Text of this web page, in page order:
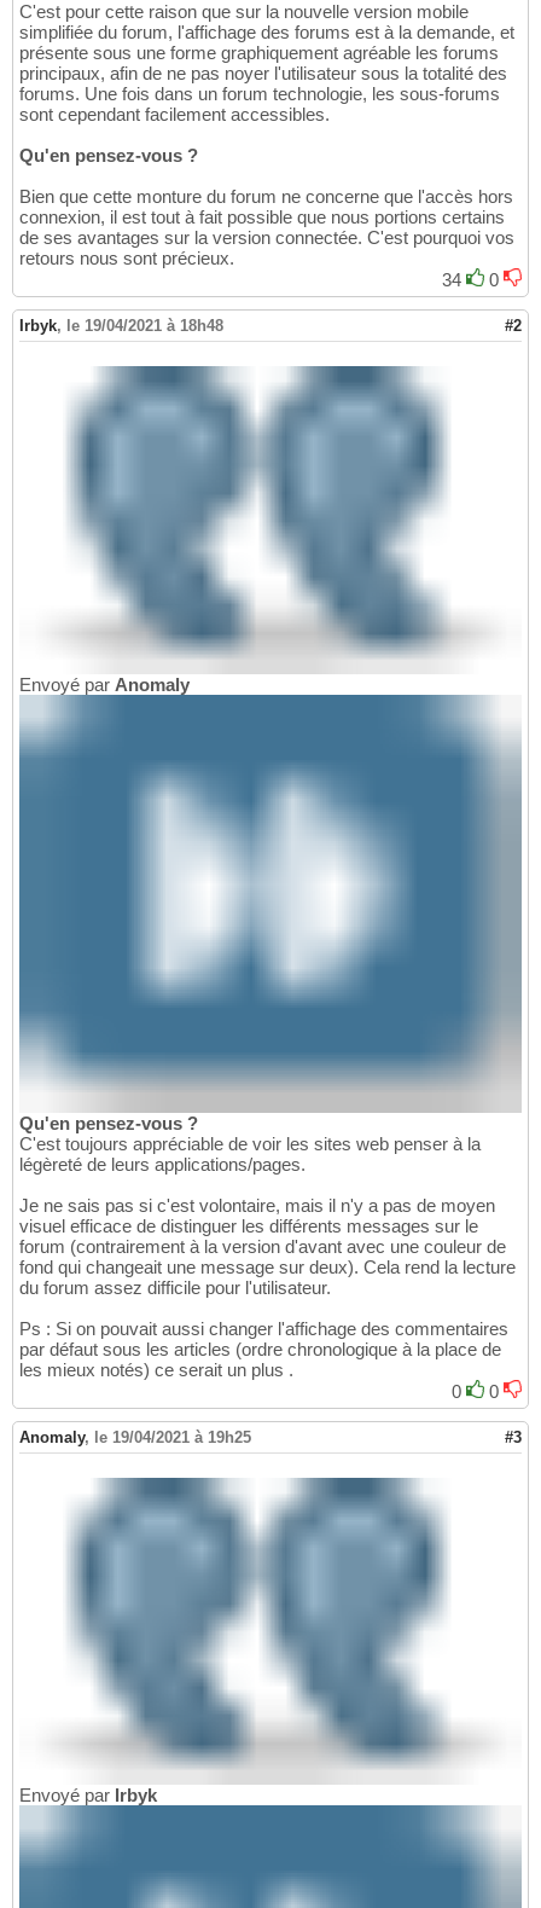
C'est pour cette raison que sur la nouvelle version mobile
simplifiée du forum, l'affichage des forums est à la demande, et
présente sous une forme graphiquement agréable les forums
principaux, afin de ne pas noyer l'utilisateur sous la totalité des
forums. Une fois dans un forum technologie, les sous-forums
sont cependant facilement accessibles.
Qu'en pensez-vous ?
Bien que cette monture du forum ne concerne que l'accès hors
connexion, il est tout à fait possible que nous portions certains
de ses avantages sur la version connectée. C'est pourquoi vos
retours nous sont précieux.
34
0
Irbyk, le 19/04/2021 à 18h48 #2
Envoyé par Anomaly
Qu'en pensez-vous ?
C'est toujours appréciable de voir les sites web penser à la
légèreté de leurs applications/pages.
Je ne sais pas si c'est volontaire, mais il n'y a pas de moyen
visuel efficace de distinguer les différents messages sur le
forum (contrairement à la version d'avant avec une couleur de
fond qui changeait une message sur deux). Cela rend la lecture
du forum assez difficile pour l'utilisateur.
Ps : Si on pouvait aussi changer l'affichage des commentaires
par défaut sous les articles (ordre chronologique à la place de
les mieux notés) ce serait un plus .
0
0
Anomaly, le 19/04/2021 à 19h25 #3
Envoyé par Irbyk